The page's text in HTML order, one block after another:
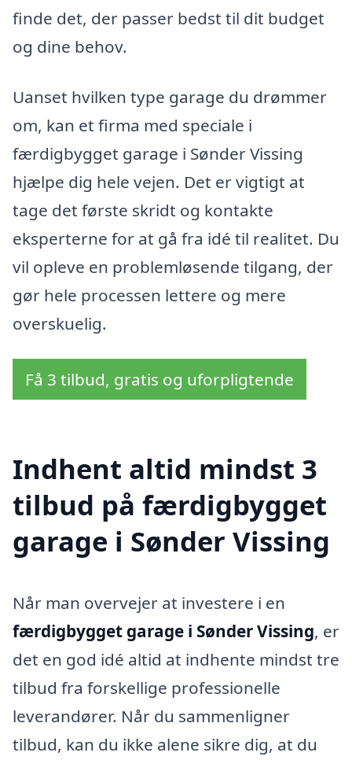
finde det, der passer bedst til dit budget
og dine behov.
Uanset hvilken type garage du drømmer
om, kan et firma med speciale i
færdigbygget garage i Sønder Vissing
hjælpe dig hele vejen. Det er vigtigt at
tage det første skridt og kontakte
eksperterne for at gå fra idé til realitet. Du
vil opleve en problemløsende tilgang, der
gør hele processen lettere og mere
overskuelig.
Få 3 tilbud, gratis og uforpligtende
Indhent altid mindst 3
tilbud på færdigbygget
garage i Sønder Vissing
Når man overvejer at investere i en
færdigbygget garage i Sønder Vissing, er
det en god idé altid at indhente mindst tre
tilbud fra forskellige professionelle
leverandører. Når du sammenligner
tilbud, kan du ikke alene sikre dig, at du